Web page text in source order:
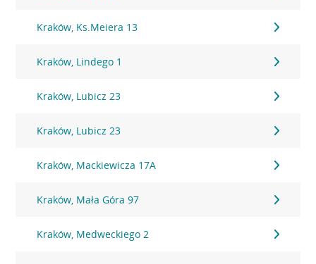
Kraków, Ks.Meiera 13
Kraków, Lindego 1
Kraków, Lubicz 23
Kraków, Lubicz 23
Kraków, Mackiewicza 17A
Kraków, Mała Góra 97
Kraków, Medweckiego 2